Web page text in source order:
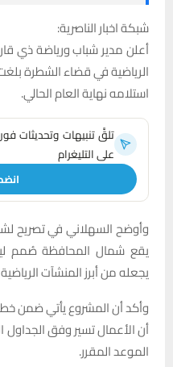
شبكة اخبار الناصرية:
أعلن مدير شباب ورياضة ذي
استلامه نهاية العام الحالي.
تلقَّ تنبيهات وتحديثات
على التليغرام
وأوضح السهلاني في تصريح
يجعله من أبرز المنشآت
وأكد أن المشروع يأتي ضمن
أن الأعمال تسير وفق
الموعد المقرر.